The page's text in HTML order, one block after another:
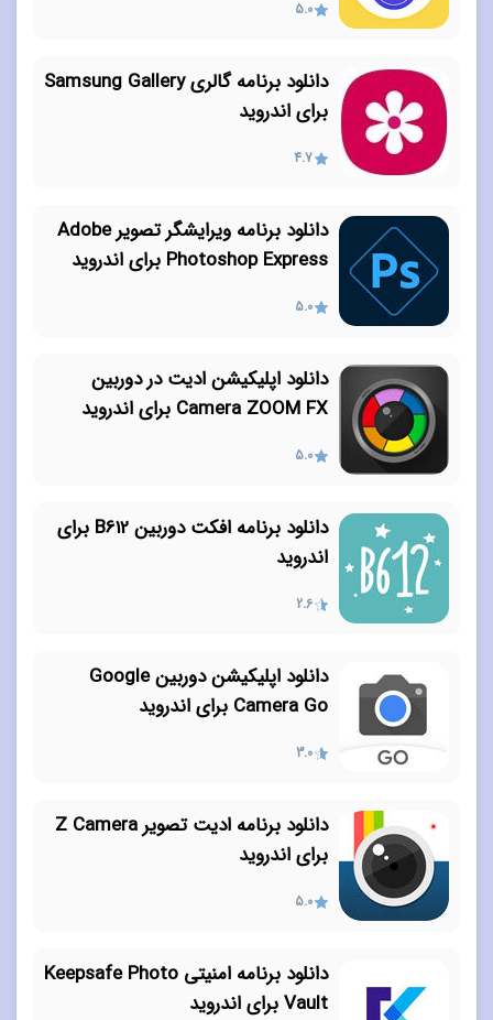
5.0
دانلود برنامه گالری Samsung Gallery
برای اندروید
4.7
دانلود برنامه ویرایشگر تصویر Adobe
Photoshop Express برای اندروید
5.0
دانلود اپلیکیشن ادیت در دوربین
Camera ZOOM FX برای اندروید
5.0
دانلود برنامه افکت دوربین B612 برای
اندروید
2.6
دانلود اپلیکیشن دوربین Google
Camera Go برای اندروید
3.0
دانلود برنامه ادیت تصویر Z Camera
برای اندروید
5.0
دانلود برنامه امنیتی Keepsafe Photo
Vault برای اندروید